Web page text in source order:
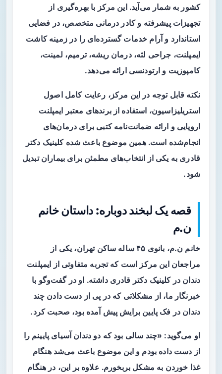
کشور به شمار می‌آید. این مرکز با بهره‌گیری از
تجهیزات پیشرفته و کادر درمانی متخصص، در فضایی
استاندارد و آرام خدمات گسترده‌ای را در زمینه کاشت
ایمپلنت، جراحی لثه، درمان ریشه، ترمیم، لمینت،
کامپوزیت و ارتودنسی ارائه می‌دهد.
نکته قابل توجه در این مرکز، رعایت کامل اصول
استریلیزاسیون، استفاده از برندهای معتبر ایمپلنت
اروپایی و ارائه ضمانت‌نامه کتبی برای درمان‌های
انجام‌شده است. همین موضوع باعث شده کلینیک دکتر
قادری به یکی از انتخاب‌های مطمئن برای بیماران تبدیل
شود.
قصه یک لبخند دوباره: داستان خانم
ن.م
خانم ن.م، بانوی ۴۵ ساله ساکن تهران، یکی از
مراجعان این مرکز است که تجربه متفاوتی از ایمپلنت
دندان در کلینیک دکتر قادری داشته. او در گفت‌وگو با
خبرنگار ما، از مشکلاتی که در پی از دست دادن چند
دندان در فک پایین برایش پیش آمده بود، صحبت کرد.
او می‌گوید: «چند سالی بود که دو دندان آسیای پایینم را
از دست داده بودم و این موضوع باعث می‌شد هنگام
غذا خوردن به مشکل بربخورم. علاوه بر این، در هنگام